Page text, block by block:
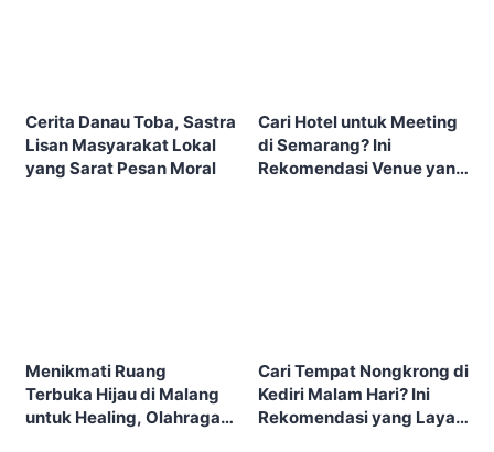
Cerita Danau Toba, Sastra
Lisan Masyarakat Lokal
yang Sarat Pesan Moral
Cari Hotel untuk Meeting
di Semarang? Ini
Rekomendasi Venue yang
Menikmati Ruang
Terbuka Hijau di Malang
untuk Healing, Olahraga,
Cari Tempat Nongkrong di
Kediri Malam Hari? Ini
Rekomendasi yang Layak